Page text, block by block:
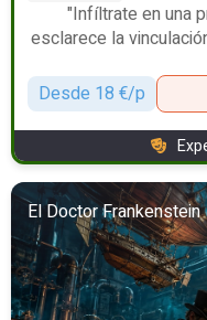
"Infíltrate en una
esclarece la
Desde 18 €/p
El Doctor Frankenstein